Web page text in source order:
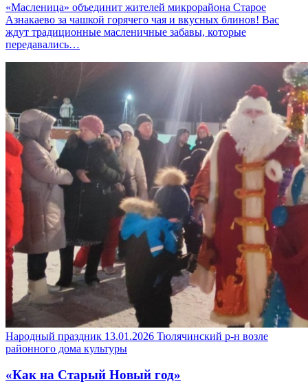
«Масленица» объединит жителей микрорайона Старое
Азнакаево за чашкой горячего чая и вкусных блинов! Вас
ждут традиционные масленичные забавы, которые
передавались…
Народный праздник 13.01.2026 Тюлячинский р-н возле
районного дома культуры
«Как на Старый Новый год»